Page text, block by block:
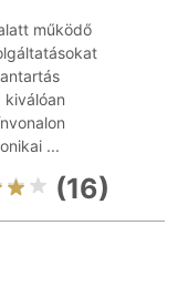
működő
...
(16)